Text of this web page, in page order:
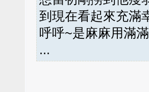
到現在看起來充滿
呼呼~是麻麻用滿
...